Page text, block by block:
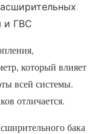
и ГВС
который влияет
всей системы.
отличается.
бака